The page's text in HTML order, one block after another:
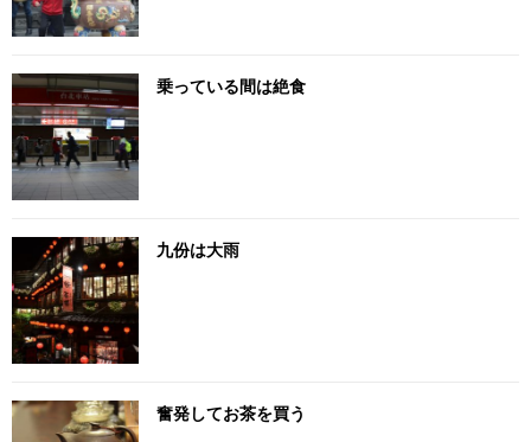
乗っている間は絶食
九份は大雨
奮発してお茶を買う